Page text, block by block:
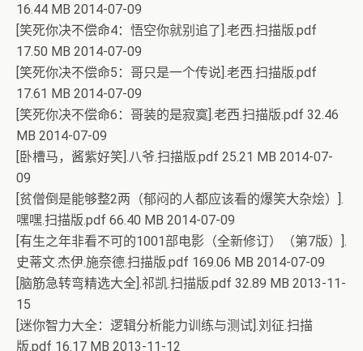
16.44 MB 2014-07-09
[笑死你决不偿命4：悟空你就别追了].老西.扫描版.pdf
17.50 MB 2014-07-09
[笑死你决不偿命5：哥只是一个传说].老西.扫描版.pdf
17.61 MB 2014-07-09
[笑死你决不偿命6：哥装的是寂寞].老西.扫描版.pdf 32.46
MB 2014-07-09
[卧槽马，酱紫好笑].八爷.扫描版.pdf 25.21 MB 2014-07-
09
[贫僧倒是能够整2两（郁闷的人都应该看的爆笑大杂烩）].
嘿嘿.扫描版.pdf 66.40 MB 2014-07-09
[有生之年非看不可的1001部电影（全新修订）（第7版）].
史蒂文.杰伊.施奈德.扫描版.pdf 169.06 MB 2014-07-09
[脑筋急转弯精选大全].祁凯.扫描版.pdf 32.89 MB 2013-11-
15
[迷你智力大全：逻辑分析能力训练与测试].刘征.扫描
版.pdf 16.17 MB 2013-11-12